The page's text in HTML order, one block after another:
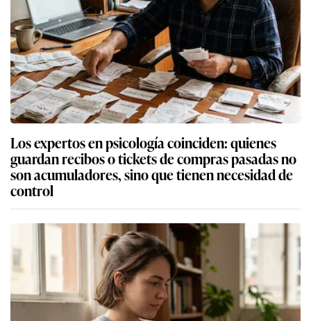
Los expertos en psicología coinciden: quienes
guardan recibos o tickets de compras pasadas no
son acumuladores, sino que tienen necesidad de
control